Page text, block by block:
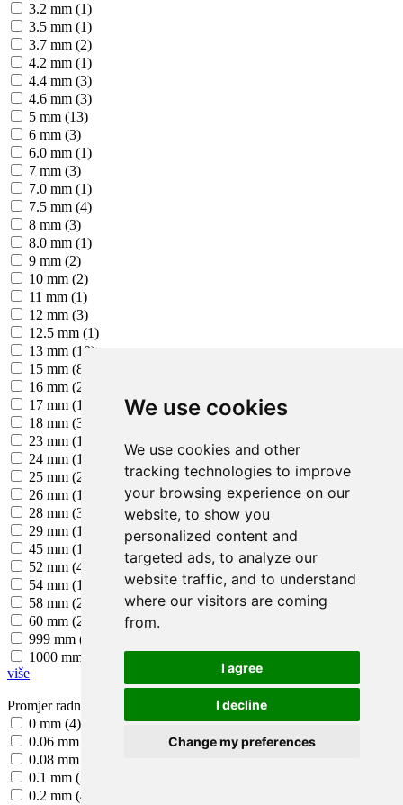
We use cookies
We use cookies and other
tracking technologies to improve
your browsing experience on our
website, to show you
personalized content and
targeted ads, to analyze our
website traffic, and to understand
where our visitors are coming
from.
I agree
I decline
Change my preferences
3.2 mm (1)
3.5 mm (1)
3.7 mm (2)
4.2 mm (1)
4.4 mm (3)
4.6 mm (3)
5 mm (13)
6 mm (3)
6.0 mm (1)
7 mm (3)
7.0 mm (1)
7.5 mm (4)
8 mm (3)
8.0 mm (1)
9 mm (2)
10 mm (2)
11 mm (1)
12 mm (3)
12.5 mm (1)
13 mm (10)
15 mm (8)
16 mm (2)
17 mm (1)
18 mm (3)
23 mm (1)
24 mm (1)
25 mm (2)
26 mm (1)
28 mm (3)
29 mm (1)
45 mm (1)
52 mm (4)
54 mm (1)
58 mm (2)
60 mm (2)
999 mm (1)
1000 mm (1)
više
Promjer radnog područja (min.)
0 mm (4)
0.06 mm (1)
0.08 mm (1)
0.1 mm (2)
0.2 mm (4)